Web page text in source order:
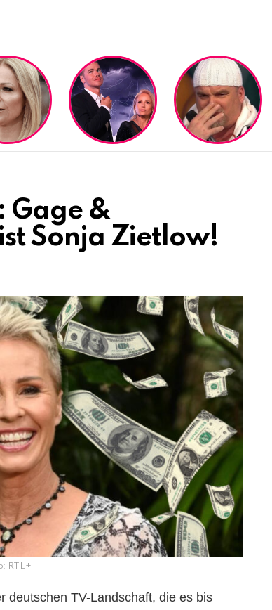
Gage &
Sonja Zietlow!
RTL+
deutschen TV-Landschaft, die es bis